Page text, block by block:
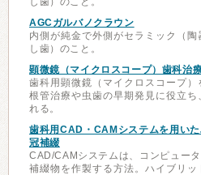
AGCガルバノクラウン
内側が純金で外側がセラミック（
し歯）のこと。
顕微鏡（マイクロスコープ）歯科治
歯科用顕微鏡（マイクロスコープ）
根管治療や虫歯の早期発見に役立ち
れる。
歯科用CAD・CAMシステムを用い
冠補綴
CAD/CAMシステムは、コンピュー
補綴物を作製する方法。ハイブリ